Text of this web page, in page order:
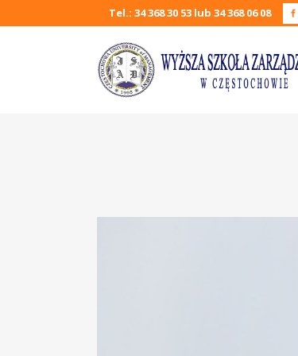
Tel.: 34 368 30 53 lub 34 368 06 08